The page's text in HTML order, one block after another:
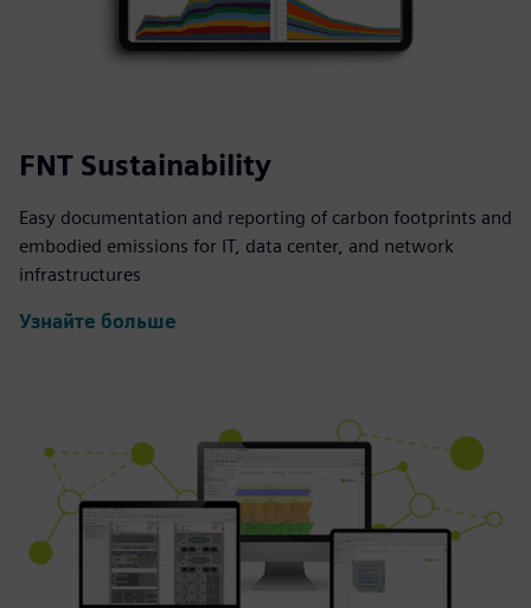
FNT Sustainability
Easy documentation and reporting of carbon footprints and
embodied emissions for IT, data center, and network
infrastructures
Узнайте больше